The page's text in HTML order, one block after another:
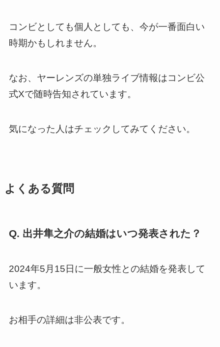
コンビとしても個人としても、今が一番面白い
時期かもしれません。
なお、ヤーレンズの単独ライブ情報はコンビ公
式Xで随時告知されています。
気になった人はチェックしてみてください。
よくある質問
Q. 出井隼之介の結婚はいつ発表された？
2024年5月15日に一般女性との結婚を発表して
います。
お相手の詳細は非公表です。